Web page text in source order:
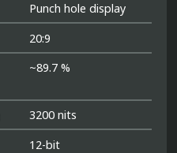
Punch hole display
20:9
~89.7 %
3200 nits
12-bit